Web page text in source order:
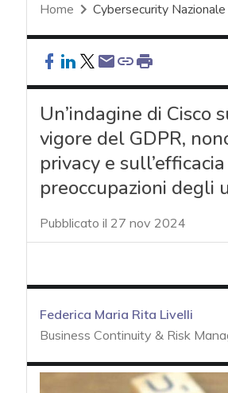
Home Cybersecurity Nazionale
Un’indagine di
vigore del GDPR,
privacy e
preoccupazioni degli
Pubblicato il 27 nov 2024
Federica Maria Rita Livelli
Business Continuity & Risk